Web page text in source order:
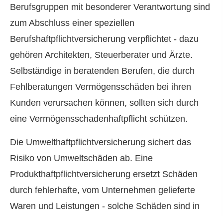
Berufsgruppen mit besonderer Verantwortung sind
zum Abschluss einer speziellen
Berufshaftpflichtversicherung verpflichtet - dazu
gehören Architekten, Steuerberater und Ärzte.
Selbständige in beratenden Berufen, die durch
Fehlberatungen Vermögensschäden bei ihren
Kunden verursachen können, sollten sich durch
eine Vermögensschadenhaftpflicht schützen.
Die Umwelthaftpflichtversicherung sichert das
Risiko von Umweltschäden ab. Eine
Produkthaftpflichtversicherung ersetzt Schäden
durch fehlerhafte, vom Unternehmen gelieferte
Waren und Leistungen - solche Schäden sind in